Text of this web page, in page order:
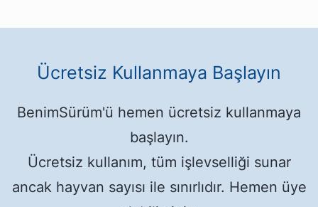
Ücretsiz Kullanmaya Başlayın
BenimSürüm'ü hemen ücretsiz kullanmaya
başlayın.
Ücretsiz kullanım, tüm işlevselliği sunar
ancak hayvan sayısı ile sınırlıdır. Hemen üye